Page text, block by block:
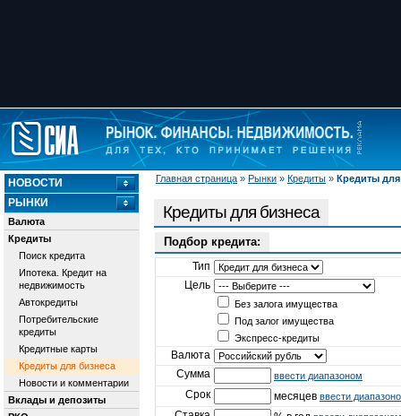
Главная страница » Рынки » Кредиты » Кредиты для
НОВОСТИ
РЫНКИ
Валюта
Кредиты
Поиск кредита
Ипотека. Кредит на
недвижимость
Автокредиты
Потребительские
кредиты
Кредитные карты
Кредиты для бизнеса
Новости и комментарии
Вклады и депозиты
Кредиты для бизнеса
Подбор кредита:
Тип
Цель
Без залога имущества
Под залог имущества
Экспресс-кредиты
Валюта
Сумма
ввести диапазоном
Срок месяцев ввести